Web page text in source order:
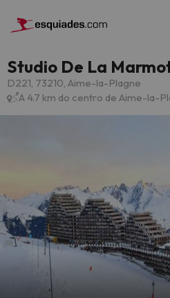
Studio De La
D221, 73210, Aime-la-Plagne
A 4.7 km do centro de Aime-la-